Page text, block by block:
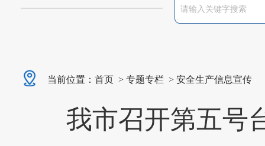
当前位置： 首页 > 专题专栏 > 安全生产信息宣传
我市召开第五号